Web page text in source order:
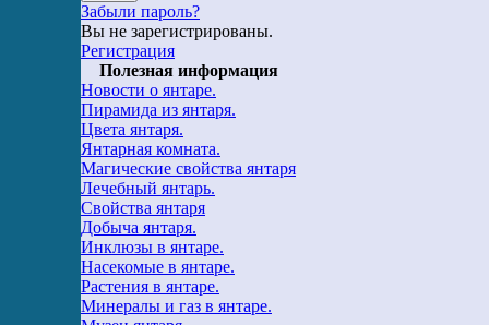
Забыли пароль?
Вы не зарегистрированы.
Регистрация
Полезная информация
Новости о янтаре.
Пирамида из янтаря.
Цвета янтаря.
Янтарная комната.
Магические свойства янтаря
Лечебный янтарь.
Свойства янтаря
Добыча янтаря.
Инклюзы в янтаре.
Насекомые в янтаре.
Растения в янтаре.
Минералы и газ в янтаре.